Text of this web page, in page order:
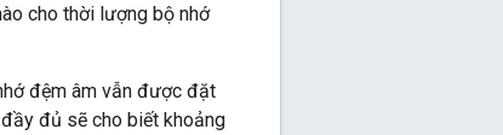
cho thời lượng bộ nhớ
đệm âm vẫn được đặt
đủ sẽ cho biết khoảng